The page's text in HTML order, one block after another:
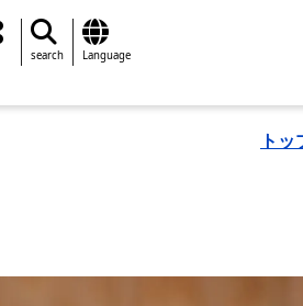
search Language
トッ